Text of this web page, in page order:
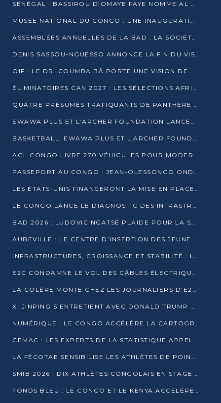
SÉNÉGAL : BASSIROU DIOMAYE FAYE NOMME AL AMINOU LÔ PREMIER MINISTRE
MUSÉE NATIONAL DU CONGO : UNE INAUGURATION PORTEUSE D’ESPOIR POUR LA CULTURE
ASSEMBLÉES ANNUELLES DE LA BAD : LA SOCIÉTÉ CIVILE CONGOLAISE À LA RECHERCHE DE PARTENAIRES POUR SES PROJETS
DENIS SASSOU-NGUESSO ANNONCE LA FIN DU VISA POUR LES AFRICAINS EN 2027
OIF : LE DR. COUMBA BÂ PORTE UNE VISION DE DIALOGUE, DE STABILITÉ ET DE RÉFORME À LA TÊTE
ÉLIMINATOIRES CAN 2027 : LES SÉLECTIONS AFRICAINES CONNAISSENT LEURS ADVERSAIRES
QUATRE PRÉSUMÉS TRAFIQUANTS DE PANTHÈRE ARRÊTÉS À EWO
EWAWA PLUS ET L’ARCHER FOUNDATION LANCENT UN CAMP DE BASKET POUR LES JEUNES À BRAZZAVILLE
BASKETBALL: EWAWA PLUS ET L’ARCHER FOUNDATION LANCENT UN CAMP POUR LES JEUNES
AGL CONGO LIVRE 270 VÉHICULES POUR MODERNISER LE TRANSPORT URBAIN
PASSEPORT AU CONGO : JEAN-OLESSONGO ONDAYE VEUT METTRE FIN AUX LENTEURS ADMINISTRATIVES
LES ÉTATS-UNIS FINANCERONT LA MISE EN PLACE DE JUSQU’À 50 CLINIQUES DE LUTTE CONTRE L’EBOLA
LE CONGO LANCE LE DIAGNOSTIC DES INFRASTRUCTURES SPORTIVES DU COMPLEXE DE KINTÉLÉ
BAD 2026 : LUDOVIC NGATSÉ PLAIDE POUR LA SOUVERAINETÉ FINANCIÈRE AFRICAINE
AUBEVILLE : LE CENTRE D’INSERTION DES JEUNES PRÊT À OUVRIR SES PORTES
INFRASTRUCTURES, CROISSANCE ET STABILITÉ : LA GUINÉE AFFÛTE SES AMBITIONS
E2C CONDAMNE LE VOL DES CÂBLES ÉLECTRIQUES APRÈS UNE VIDÉO VIRALE
LA COLÈRE MONTE CHEZ LES JOURNALIERS D’E2C QUI DÉNONCENT 20 ANS DE PRÉCARITÉ
XI JINPING S’ENTRETIENT AVEC DONALD TRUMP À BEIJING
NUMÉRIQUE : LE CONGO ACCÉLÈRE LA CARTOGRAPHIE DE SES INFRASTRUCTURES DIGITALES
CEMAC : LES EXPERTS DE LA STATISTIQUE APPELLENT À RENFORCER LA SÉCURISATION DES DONNÉES
LA FÉCOTAE SENSIBILISE LES ATHLÈTES DE POINTE-NOIRE À L’HYGIÈNE ALIMENTA
SMIB 2026 : DIX ATHLÈTES CONGOLAIS EN STAGE AU KENYA
FONDS BLEU : LE CONGO ET LE KENYA ACCÉLÈRENT LA MOBILISATION DES FINANCEMENTS